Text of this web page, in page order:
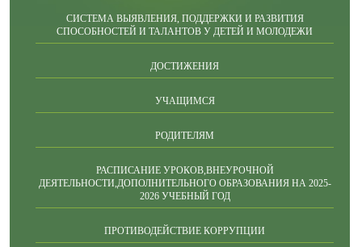
СИСТЕМА ВЫЯВЛЕНИЯ, ПОДДЕРЖКИ И РАЗВИТИЯ
СПОСОБНОСТЕЙ И ТАЛАНТОВ У ДЕТЕЙ И МОЛОДЕЖИ
ДОСТИЖЕНИЯ
УЧАЩИМСЯ
РОДИТЕЛЯМ
РАСПИСАНИЕ УРОКОВ,ВНЕУРОЧНОЙ
ДЕЯТЕЛЬНОСТИ,ДОПОЛНИТЕЛЬНОГО ОБРАЗОВАНИЯ НА 2025-
2026 УЧЕБНЫЙ ГОД
ПРОТИВОДЕЙСТВИЕ КОРРУПЦИИ